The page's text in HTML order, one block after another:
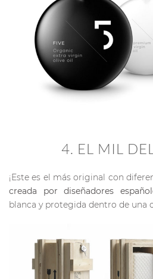
4. EL MIL
¡Este es el más original con
creada por diseñadores
blanca y protegida dentro de una